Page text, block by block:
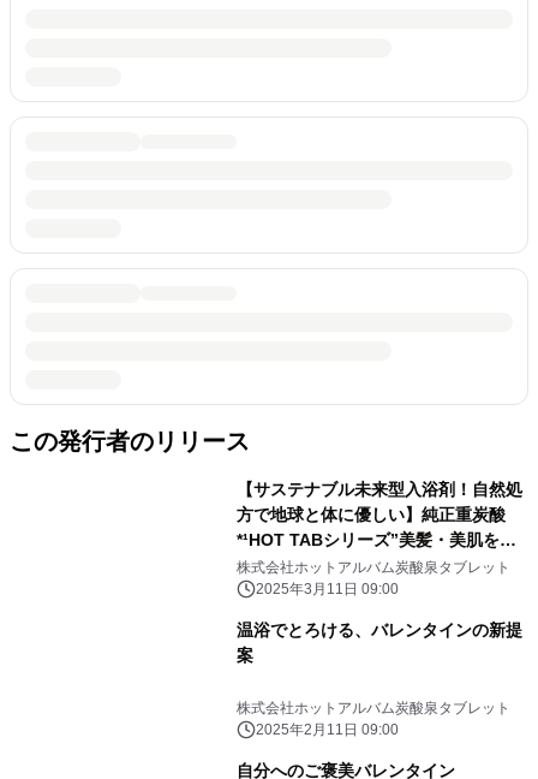
この発行者のリリース
【サステナブル未来型入浴剤！自然処
方で地球と体に優しい】純正重炭酸
*¹HOT TABシリーズ”美髪・美肌を育
むShower&Spa”『HOT TAB Natural
ZEN』90錠新発売
株式会社ホットアルバム炭酸泉タブレット
2025年3月11日 09:00
温浴でとろける、バレンタインの新提
案
株式会社ホットアルバム炭酸泉タブレット
2025年2月11日 09:00
自分へのご褒美バレンタイン